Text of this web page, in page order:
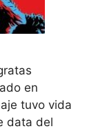
en
tuvo vida
data del